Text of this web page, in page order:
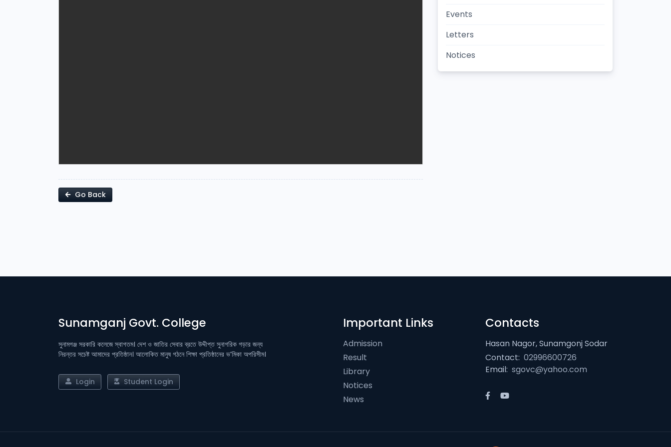
Go Back
Events
Letters
Notices
Sunamganj Govt. College
সুনামগঞ্জ সরকারি কলেজে স্বাগতম। দেশ ও জাতির সেবার ব্রতে উদ্দীপ্ত সুনাগরিক গড়ার জন্য
নিরন্তর সচেষ্ট আমাদের প্রতিষ্ঠান। আলোকিত মানুষ গঠনে শিক্ষা প্রতিষ্ঠানের ভ’মিকা অপরিসীম।
Login Student Login
Important Links
Admission
Result
Library
Notices
News
Contacts
Hasan Nagor, Sunamgonj Sodar
Contact: 02996600726
Email: sgovc@yahoo.com